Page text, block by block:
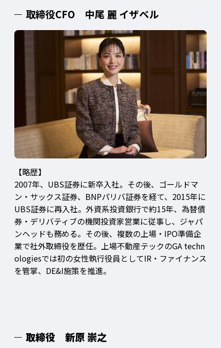
取締役CFO 中尾 麗 イザベル
【略歴】
2007年、UBS証券に新卒入社。その後、ゴールドマ
ン・サックス証券、BNPパリバ証券を経て、2015年に
UBS証券に再入社。外資系投資銀行で約15年、為替債
券・デリバティブの機関投資家営業に従事し、ジャパ
ンヘッドも務める。その後、複数の上場・IPO準備企
業で社外取締役を歴任。上場不動産テックのGA techn
ologiesでは初の女性執行役員としてIR・ファイナンス
を管掌、DE&I施策を推進。
取締役 新原 崇之